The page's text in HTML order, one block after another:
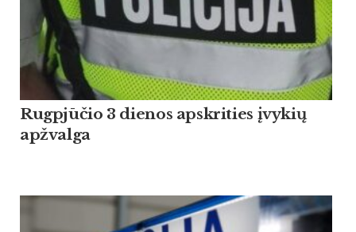
Rugpjūčio 3 dienos apskrities įvykių
apžvalga